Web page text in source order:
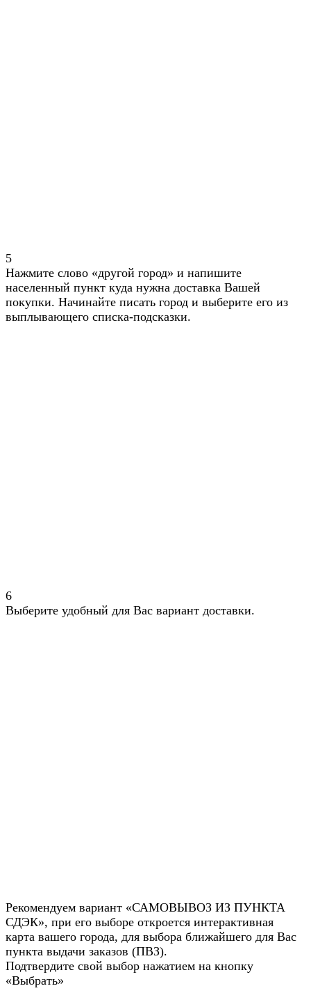
5
Нажмите слово «другой город» и напишите
населенный пункт куда нужна доставка Вашей
покупки. Начинайте писать город и выберите его из
выплывающего списка-подсказки.
6
Выберите удобный для Вас вариант доставки.
Рекомендуем вариант «САМОВЫВОЗ ИЗ ПУНКТА
СДЭК», при его выборе откроется интерактивная
карта вашего города, для выбора ближайшего для Вас
пункта выдачи заказов (ПВЗ).
Подтвердите свой выбор нажатием на кнопку
«Выбрать»